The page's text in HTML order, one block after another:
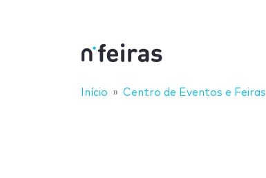
Início Centro de Eventos e Feiras